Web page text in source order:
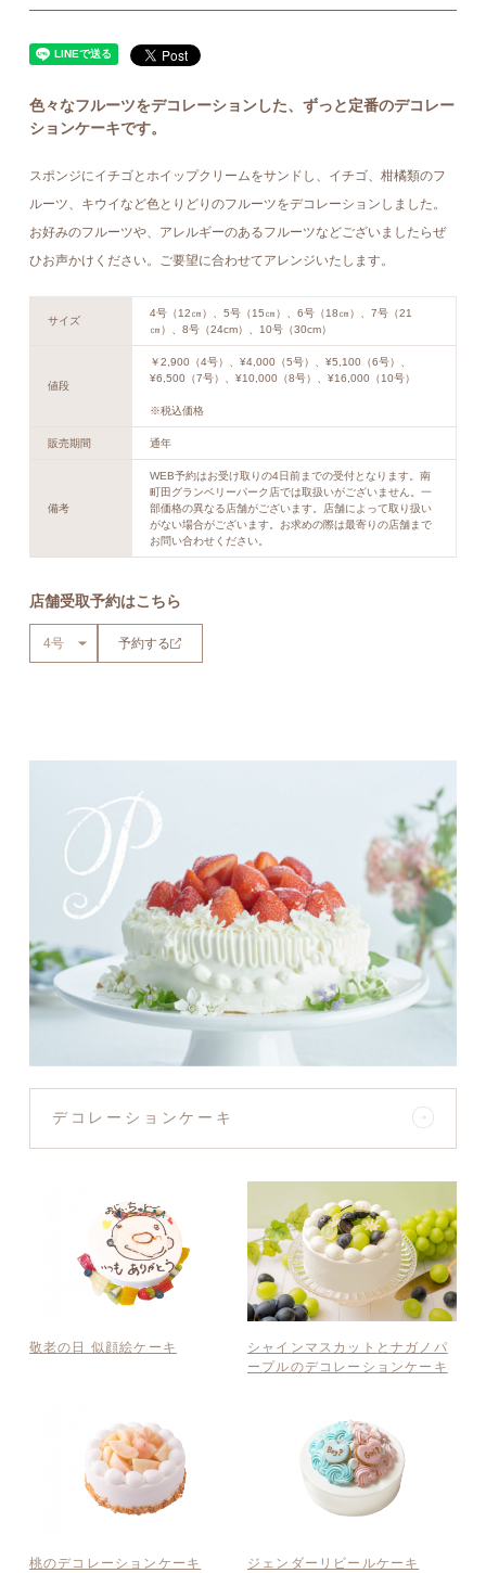
色々なフルーツをデコレーションした、ずっと定番のデコレー
ションケーキです。
スポンジにイチゴとホイップクリームをサンドし、イチゴ、柑橘類のフ
ルーツ、キウイなど色とりどりのフルーツをデコレーションしました。
お好みのフルーツや、アレルギーのあるフルーツなどございましたらぜ
ひお声かけください。ご要望に合わせてアレンジいたします。
サイズ
4号（12㎝）、5号（15㎝）、6号（18㎝）、7号（21
㎝）、8号（24cm）、10号（30cm）
値段
￥2,900（4号）、¥4,000（5号）、¥5,100（6号）、
¥6,500（7号）、¥10,000（8号）、¥16,000（10号）
※税込価格
販売期間 通年
備考
WEB予約はお受け取りの4日前までの受付となります。南
町田グランベリーパーク店では取扱いがございません。一
部価格の異なる店舗がございます。店舗によって取り扱い
がない場合がございます。お求めの際は最寄りの店舗まで
お問い合わせください。
店舗受取予約はこちら
予約する
デコレーションケーキ
敬老の日 似顔絵ケーキ
シャインマスカットとナガノパ
ープルのデコレーションケーキ
桃のデコレーションケーキ ジェンダーリビールケーキ